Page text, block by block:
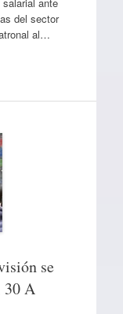
del sector
al…
se
30 A